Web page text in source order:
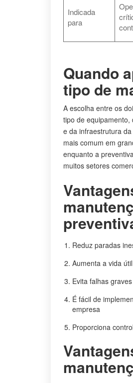
Indicada
para
Quando
tipo de
A escolha entre os
tipo de equipamento,
e da infraestrutura
mais comum em
enquanto a
muitos setores
Reduz paradas
Aumenta a vida
Evita falhas
É fácil de
empresa
Proporciona